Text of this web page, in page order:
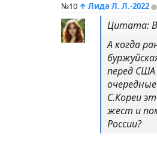
№10 ↑ Лида Л. Л.-2022
Цитата:
А когда
перед
С.Кореи
жест и
России?